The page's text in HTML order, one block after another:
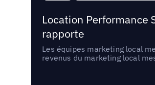
Location Performance
rapporte
Les équipes marketing local
revenus du marketing local